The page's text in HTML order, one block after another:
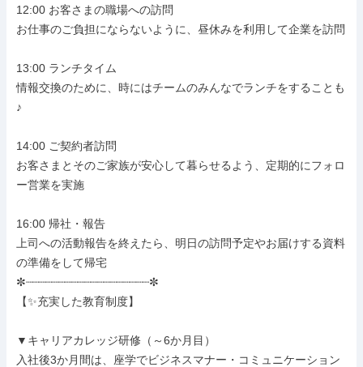
12:00 お客さまの職場への訪問
お仕事のご負担にならないように、昼休みを利用して企業を訪問
13:00 ランチタイム
情報交換のために、時にはチームのみんなでランチをすることも
♪
14:00 ご契約者訪問
お客さまとそのご家族が安心して暮らせるよう、定期的にフォロ
ー営業を実施
16:00 帰社・報告
上司への活動報告を終えたら、明日の訪問予定やお届けする資料
の準備をして帰宅
✼┈┈┈┈┈┈┈┈┈┈┈┈┈┈┈┈┈┈┈✼
【✨充実した教育制度】
▼キャリアカレッジ研修（～6か月目）
入社後3か月間は、座学でビジネスマナー・コミュニケーション